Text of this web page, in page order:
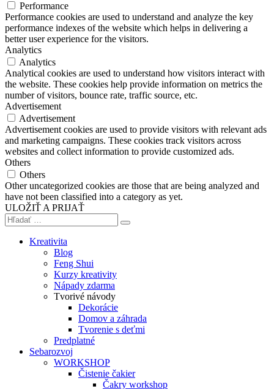
Performance
Performance cookies are used to understand and analyze the key
performance indexes of the website which helps in delivering a
better user experience for the visitors.
Analytics
Analytics
Analytical cookies are used to understand how visitors interact with
the website. These cookies help provide information on metrics the
number of visitors, bounce rate, traffic source, etc.
Advertisement
Advertisement
Advertisement cookies are used to provide visitors with relevant ads
and marketing campaigns. These cookies track visitors across
websites and collect information to provide customized ads.
Others
Others
Other uncategorized cookies are those that are being analyzed and
have not been classified into a category as yet.
ULOŽIŤ A PRIJAŤ
Kreativita
Blog
Feng Shui
Kurzy kreativity
Nápady zdarma
Tvorivé návody
Dekorácie
Domov a záhrada
Tvorenie s deťmi
Predplatné
Sebarozvoj
WORKSHOP
Čistenie čakier
Čakry workshop